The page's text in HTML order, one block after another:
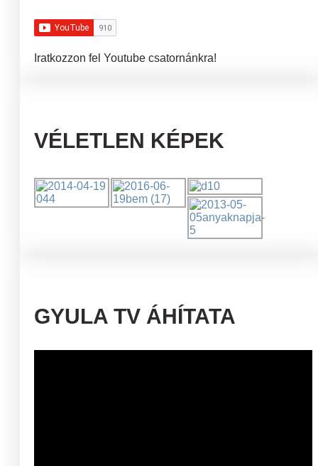
Iratkozzon fel Youtube csatornánkra!
VÉLETLEN KÉPEK
GYULA TV ÁHÍTATA